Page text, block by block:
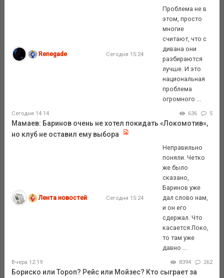
Renegade Сегодня 15:24
Проблема не в
этом, просто
многие
считают, что с
дивана они
разбираются
лучше. И это
национальная
проблема
огромного ...
Сегодня 14:14 636 5
Мамаев: Баринов очень не хотел покидать «Локомотив»,
но клуб не оставил ему выбора
Лента новостей Сегодня 15:24
Неправильно
поняли. Четко
же было
сказано,
Баринов уже
дал слово нам,
и он его
сдержал. Что
касается Локо,
то там уже
давно ...
Вчера 12:19 8394 262
Бориско или Тороп? Рейс или Мойзес? Кто сыграет за